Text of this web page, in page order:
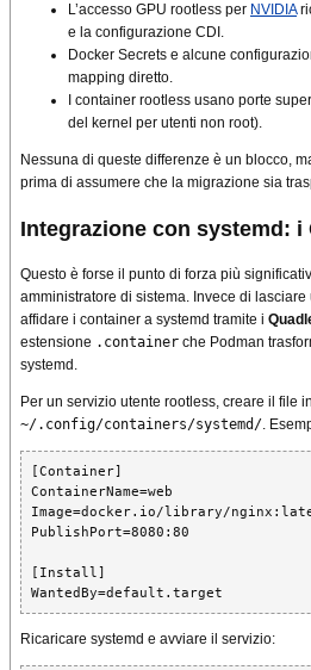
L’accesso GPU rootless per NVIDIA
e la configurazione CDI.
Docker Secrets e alcune
mapping diretto.
I container rootless usano porte
del kernel per utenti non root).
Nessuna di queste differenze è un blocco,
prima di assumere che la migrazione sia
Integrazione con systemd: i
Questo è forse il punto di forza più
amministratore di sistema. Invece di
affidare i container a systemd tramite i
estensione .container che Podman
systemd.
Per un servizio utente rootless, creare il file in
~/.config/containers/systemd/.
[Container]
ContainerName=web
Image=docker.io/library/
PublishPort=8080:80
[Install]
WantedBy=default.target
Ricaricare systemd e avviare il servizio: